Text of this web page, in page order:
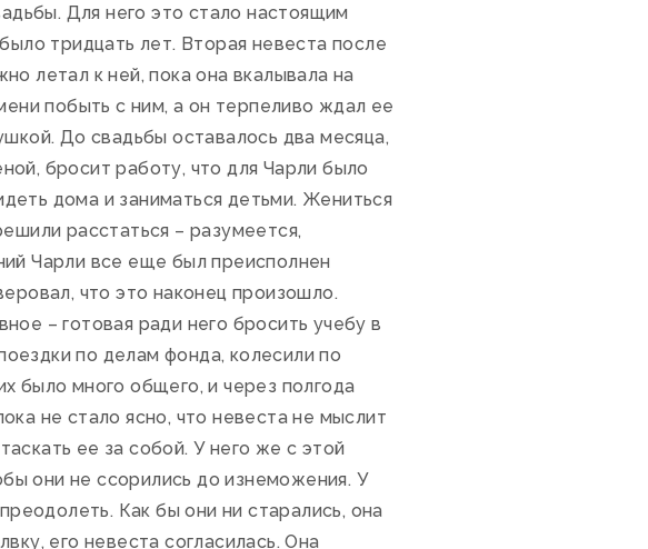
Для него это стало настоящим
тридцать лет. Вторая невеста после
летал к ней, пока она вкалывала на
побыть с ним, а он терпеливо ждал ее
До свадьбы оставалось два месяца,
бросит работу, что для Чарли было
дома и заниматься детьми. Жениться
расстаться – разумеется,
Чарли все еще был преисполнен
что это наконец произошло.
– готовая ради него бросить учебу в
по делам фонда, колесили по
было много общего, и через полгода
не стало ясно, что невеста не мыслит
ее за собой. У него же с этой
они не ссорились до изнеможения. У
Как бы они ни старались, она
его невеста согласилась. Она